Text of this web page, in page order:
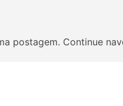
postagem. Continue